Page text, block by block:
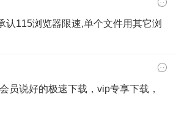
认115浏览器限速,单个文件用其它浏
员说好的极速下载，vip专享下载，